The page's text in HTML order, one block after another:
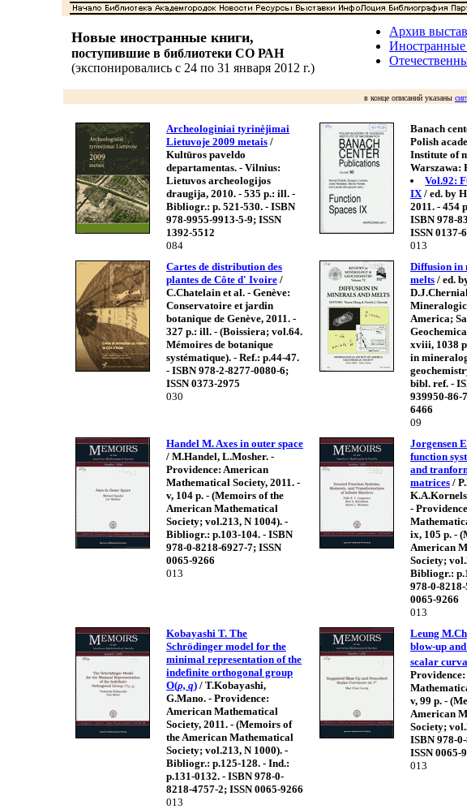
Новые иностранные книги,
поступившие в библиотеки СО РАН
(экспонировались с 24 по 31 января 2012 г.)
Архив
в конце описаний указаны
Archeologiniai tyrinėjimai
Lietuvoje 2009 metais /
Kultūros paveldo
departamentas. - Vilnius:
Lietuvos archeologijos
draugija, 2010. - 535 p.: ill. -
Bibliogr.: p. 521-530. - ISBN
978-9955-9913-5-9; ISSN
1392-5512
084
Banach
Polish
Institute of
Warszawa:
Vol.92:
IX/ ed. by
2011. - 454
ISBN 978-
ISSN 0137-
013
Cartes de distribution des
plantes de Côte d' Ivoire /
C.Chatelain et al. - Genève:
Conservatoire et jardin
botanique de Genève, 2011. -
327 p.: ill. - (Boissiera; vol.64.
Mémoires de botanique
systématique). - Ref.: p.44-47.
- ISBN 978-2-8277-0080-6;
ISSN 0373-2975
030
Diffusion in
melts / ed.
America;
xviii, 1038
in
bibl. ref. -
939950-86-
6466
09
Handel M. Axes in outer space
/ M.Handel, L.Mosher. -
Providence: American
Mathematical Society, 2011. -
v, 104 p. - (Memoirs of the
American Mathematical
Society; vol.213, N 1004). -
Bibliogr.: p.103-104. - ISBN
978-0-8218-6927-7; ISSN
0065-9266
013
Jorgensen
function
and
matrices /
-
ix, 105 p. -
American
Society;
Bibliogr.:
978-0-
0065-9266
013
Kobayashi T. The
Schrödinger model for the
minimal representation of the
indefinite orthogonal group
O(ρ, q) / T.Kobayashi,
G.Mano. - Providence:
American Mathematical
Society, 2011. - (Memoirs of
the American Mathematical
Society; vol.213, N 1000). -
Bibliogr.: p.125-128. - Ind.:
p.131-0132. - ISBN 978-0-
8218-4757-2; ISSN 0065-9266
013
Leung
blow-up
scalar
v, 99 p. -
American
Society;
ISBN 978-
ISSN 0065-
013